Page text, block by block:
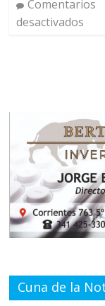
Comentarios
desactivados
Cuna de la